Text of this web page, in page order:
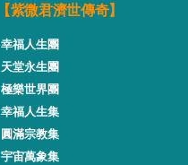
【紫微君濟世傳奇】
幸福人生團
天堂永生團
極樂世界團
幸福人生集
圓滿宗教集
宇宙萬象集